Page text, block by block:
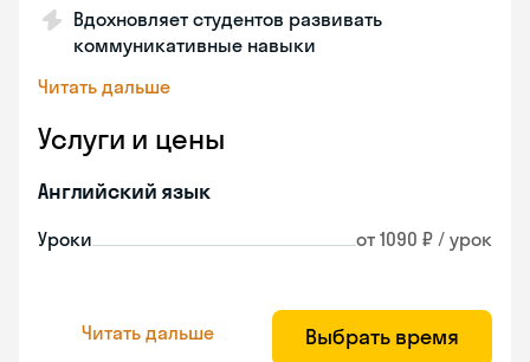
Вдохновляет студентов развивать
коммуникативные навыки
Читать дальше
Услуги и цены
Английский язык
Уроки от 1090 ₽ / урок
Читать дальше Выбрать время